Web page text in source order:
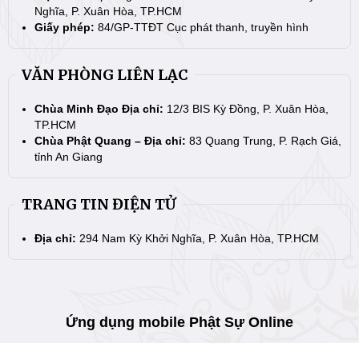
Nghĩa, P. Xuân Hòa, TP.HCM
Giấy phép: 84/GP-TTĐT Cục phát thanh, truyền hình
VĂN PHÒNG LIÊN LẠC
Chùa Minh Đạo Địa chỉ: 12/3 BIS Kỳ Đồng, P. Xuân Hòa,
TP.HCM
Chùa Phật Quang – Địa chỉ: 83 Quang Trung, P. Rạch Giá,
tỉnh An Giang
TRANG TIN ĐIỆN TỬ
Địa chỉ: 294 Nam Kỳ Khởi Nghĩa, P. Xuân Hòa, TP.HCM
Ứng dụng mobile Phật Sự Online